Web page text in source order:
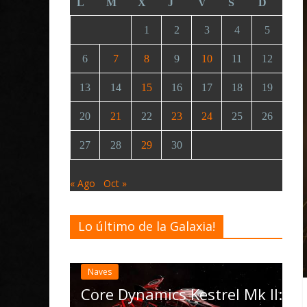
L M X J V S D
1 2 3 4 5
6 7 8 9 10 11 12
13 14 15 16 17 18 19
20 21 22 23 24 25 26
27 28 29 30
« Ago Oct »
Lo último de la Galaxia!
Kestrel Mk II:
Noticias
Elite Dangerous
actualización 4.4.0:
las Operations, el